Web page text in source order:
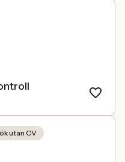
utan CV